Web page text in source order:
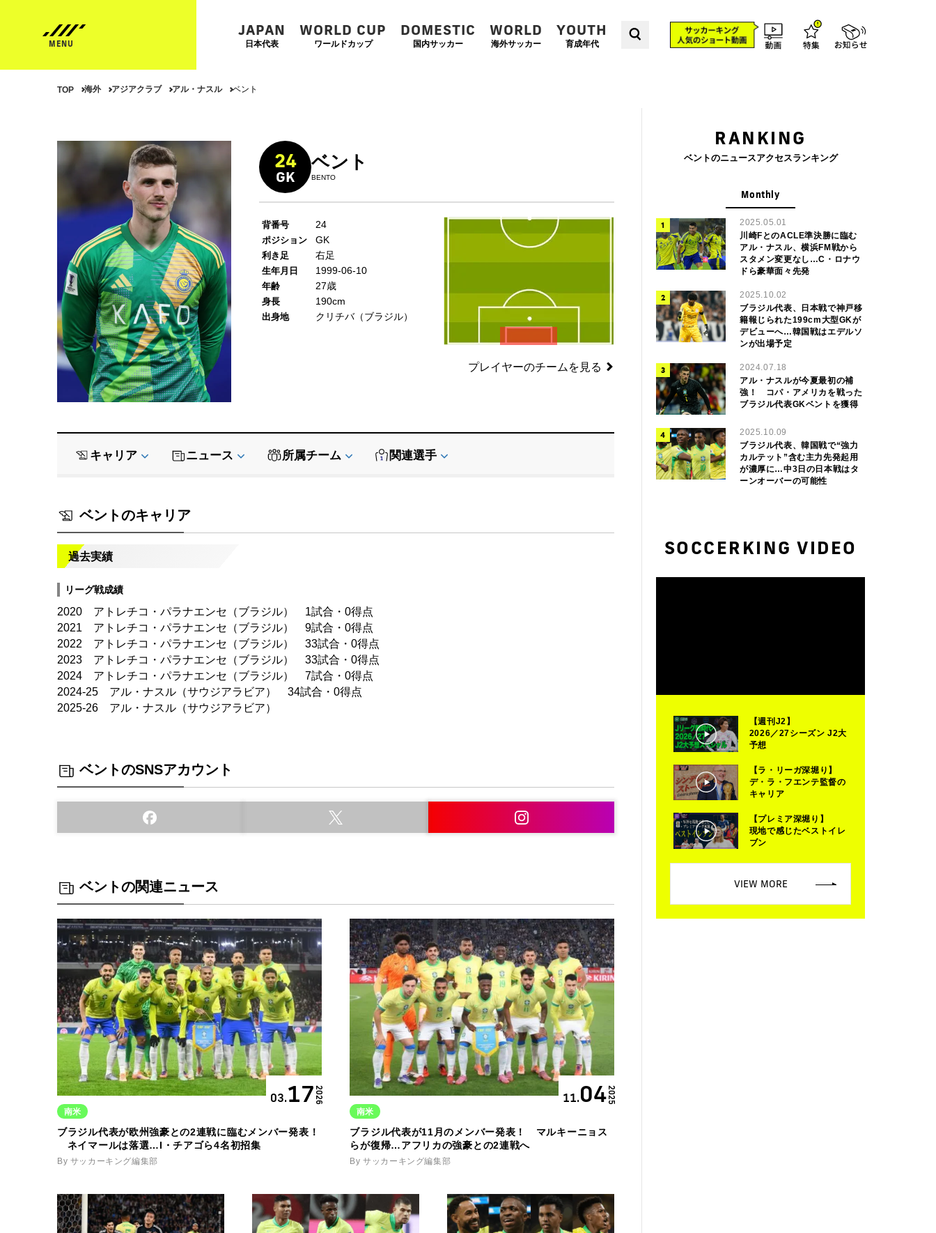
JAPAN
日本代表
WORLD CUP
ワールドカップ
DOMESTIC
国内サッカー
WORLD
海外サッカー
YOUTH
育成年代
TOP 海外 アジアクラブ アル・ナスル ベント
24
GK
ベント
BENTO
背番号 24
ポジション GK
利き足 右足
生年月日 1999-06-10
年齢 27歳
身長 190cm
出身地 クリチバ（ブラジル）
左
WG
CF
右
WG
SB
CB
右
SB
GK
プレイヤーのチームを見る
キャリア ニュース 所属チーム 関連選手
ベントのキャリア
過去実績
リーグ戦成績
2020 アトレチコ・パラナエンセ（ブラジル） 1試合・0得点
2021 アトレチコ・パラナエンセ（ブラジル） 9試合・0得点
2022 アトレチコ・パラナエンセ（ブラジル） 33試合・0得点
2023 アトレチコ・パラナエンセ（ブラジル） 33試合・0得点
2024 アトレチコ・パラナエンセ（ブラジル） 7試合・0得点
2024-25 アル・ナスル（サウジアラビア） 34試合・0得点
2025-26 アル・ナスル（サウジアラビア）
ベントのSNSアカウント
ベントの関連ニュース
03.172026
南米
ブラジル代表が欧州強豪との2連戦に臨むメンバー発表！
ネイマールは落選…I・チアゴら4名初招集
By サッカーキング編集部
11.042025
南米
ブラジル代表が11月のメンバー発表！ マルキーニョス
らが復帰…アフリカの強豪との2連戦へ
By サッカーキング編集部
RANKING
ベントのニュースアクセスランキング
Monthly
2025.05.01
川崎FとのACLE準決勝に臨む
アル・ナスル、横浜FM戦から
スタメン変更なし…C・ロナウ
ドら豪華面々先発
2025.10.02
ブラジル代表、日本戦で神戸移
籍報じられた199cm大型GKが
デビューへ…韓国戦はエデルソ
ンが出場予定
2024.07.18
アル・ナスルが今夏最初の補
強！ コパ・アメリカを戦った
ブラジル代表GKベントを獲得
2025.10.09
ブラジル代表、韓国戦で“強力
カルテット”含む主力先発起用
が濃厚に…中3日の日本戦はタ
ーンオーバーの可能性
SOCCERKING VIDEO
【週刊J2】
2026／27シーズン J2大
予想
【ラ・リーガ深堀り】
デ・ラ・フエンテ監督の
キャリア
【プレミア深堀り】
現地で感じたベストイレ
ブン
VIEW MORE